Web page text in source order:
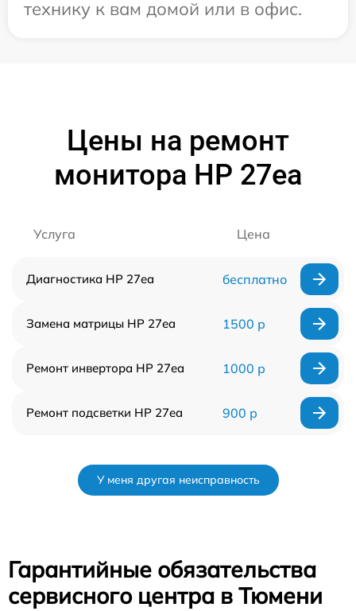
технику к вам домой или в офис.
Цены на ремонт
монитора HP 27ea
Услуга Цена
Диагностика HP 27ea бесплатно
Замена матрицы HP 27ea 1500 р
Ремонт инвертора HP 27ea 1000 р
Ремонт подсветки HP 27ea 900 р
У меня другая неисправность
Гарантийные обязательства
сервисного центра в Тюмени